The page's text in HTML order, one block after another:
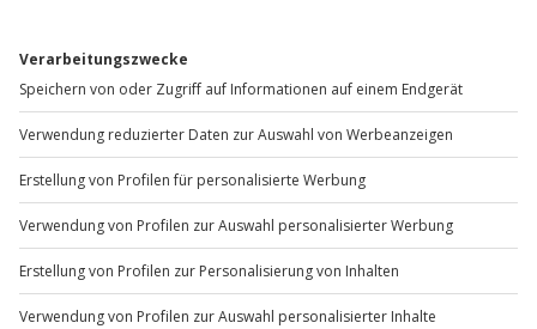
Mo-Fr: 9-17 Uhr
b2b@jochen-schweizer.de
www.b2b.jochen-schweizer.de/
Artikelnummer:63333